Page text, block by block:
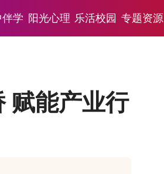
学 阳光心理 乐活校园 专题资源
赋能产业行